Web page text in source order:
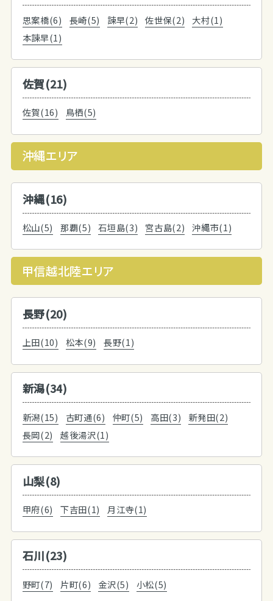
思案橋(6) 長崎(5) 諫早(2) 佐世保(2)
大村(1)
本諫早(1)
佐賀(21)
佐賀(16) 鳥栖(5)
沖縄エリア
沖縄(16)
松山(5) 那覇(5) 石垣島(3) 宮古島(2) 沖縄市(1)
甲信越北陸エリア
長野(20)
上田(10) 松本(9) 長野(1)
新潟(34)
新潟(15) 古町通(6) 仲町(5) 高田(3)
新発田(2)
長岡(2)
越後湯沢(1)
山梨(8)
甲府(6) 下吉田(1) 月江寺(1)
石川(23)
野町(7) 片町(6) 金沢(5) 小松(5)